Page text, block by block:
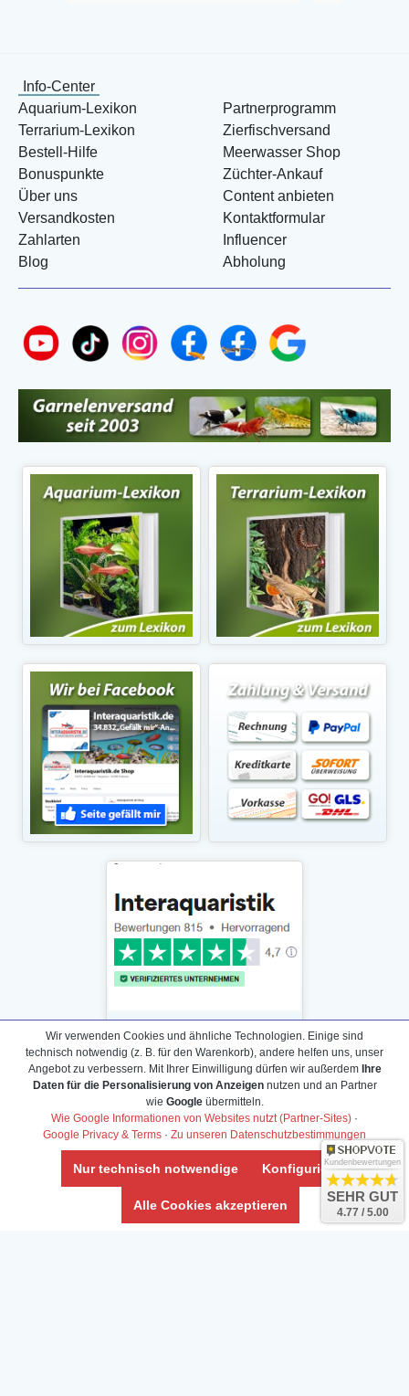
Info-Center
Aquarium-Lexikon
Terrarium-Lexikon
Bestell-Hilfe
Bonuspunkte
Über uns
Versandkosten
Zahlarten
Blog
Partnerprogramm
Zierfischversand
Meerwasser Shop
Züchter-Ankauf
Content anbieten
Kontaktformular
Influencer
Abholung
Daten­schutz­erklärung
Widerrufs­recht /Widerrufs­formular
AGB & Info
Impressum
Umwelt und Entsorgung
Vertrag widerrufen
Wir verwenden Cookies und ähnliche Technologien. Einige sind
technisch notwendig (z. B. für den Warenkorb), andere helfen uns, unser
Angebot zu verbessern. Mit Ihrer Einwilligung dürfen wir außerdem Ihre
Daten für die Personalisierung von Anzeigennutzen und an Partner
wie Googleübermitteln.
Wie Google Informationen von Websites nutzt (Partner-Sites) ·
Google Privacy & Terms · Zu unseren Datenschutzbestimmungen
Nur technisch notwendige Konfigurieren
Alle Cookies akzeptieren
Kundenbewertungen
SEHR GUT
4.77 / 5.00